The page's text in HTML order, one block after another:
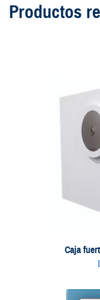
Productos
Caja